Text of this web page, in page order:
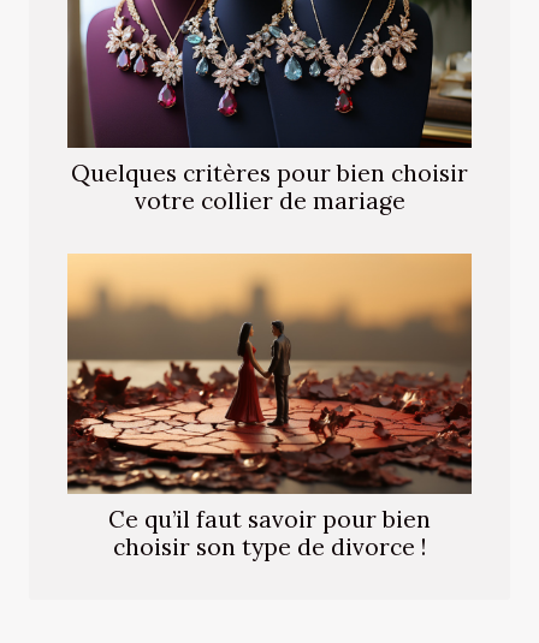
Quelques critères pour bien choisir
votre collier de mariage
Ce qu’il faut savoir pour bien
choisir son type de divorce !